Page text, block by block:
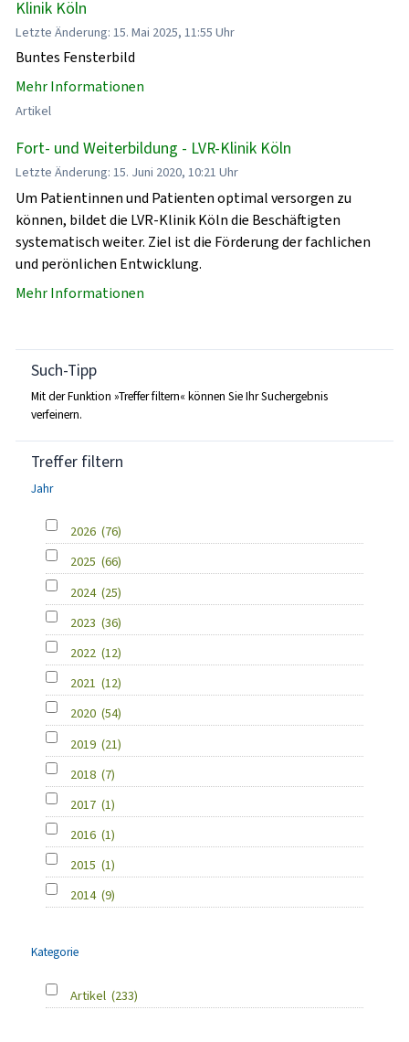
Klinik Köln
Letzte Änderung: 15. Mai 2025, 11:55 Uhr
Buntes Fensterbild
Mehr Informationen
Artikel
Fort- und Weiterbildung - LVR-Klinik Köln
Letzte Änderung: 15. Juni 2020, 10:21 Uhr
Um Patientinnen und Patienten optimal versorgen zu
können, bildet die LVR-Klinik Köln die Beschäftigten
systematisch weiter. Ziel ist die Förderung der fachlichen
und perönlichen Entwicklung.
Mehr Informationen
Such-Tipp
Mit der Funktion »Treffer filtern« können Sie Ihr Suchergebnis
verfeinern.
Treffer filtern
Jahr
2026 (76)
2025 (66)
2024 (25)
2023 (36)
2022 (12)
2021 (12)
2020 (54)
2019 (21)
2018 (7)
2017 (1)
2016 (1)
2015 (1)
2014 (9)
Kategorie
Artikel (233)